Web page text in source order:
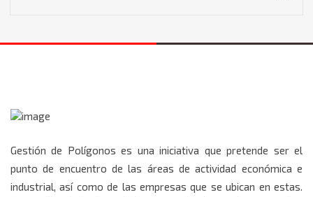
Gestión de Polígonos es una iniciativa que pretende ser el
punto de encuentro de las áreas de actividad económica e
industrial, así como de las empresas que se ubican en estas.